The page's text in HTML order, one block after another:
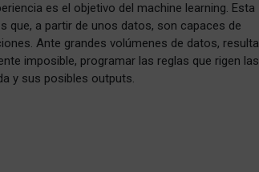
es el objetivo del machine learning. Esta
que, a partir de unos datos, son capaces de
Ante grandes volúmenes de datos, resulta
imposible, programar las reglas que rigen las
y sus posibles outputs.